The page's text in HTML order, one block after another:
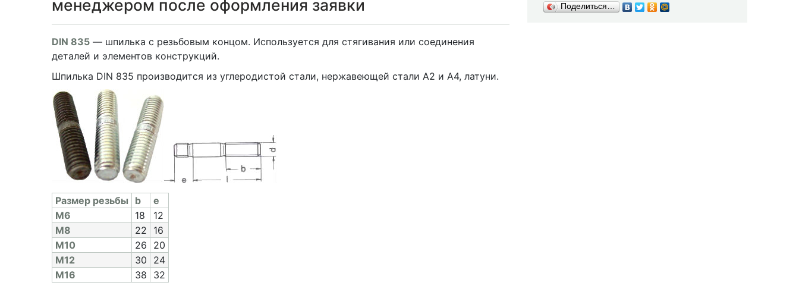
менеджером после оформления заявки
DIN 835 — шпилька с резьбовым концом. Используется для стягивания или соединения
деталей и элементов конструкций.
Шпилька DIN 835 производится из углеродистой стали, нержавеющей стали А2 и А4, латуни.
Раз­мер резь­бы b
e
M6
18
12
M8
22
16
M10
26
20
M12
30
24
M16
38 32
Поделиться…